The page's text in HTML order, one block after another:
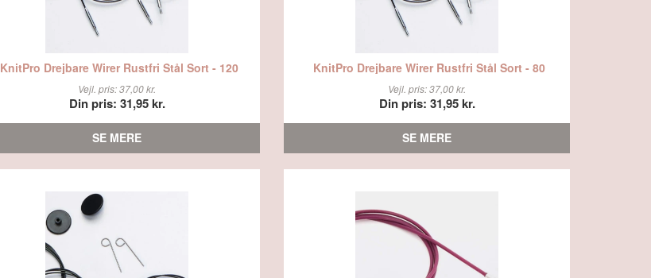
KnitPro Drejbare Wirer Rustfri Stål Sort - 120
Vejl. pris: 37,00 kr.
Din pris: 31,95 kr.
SE MERE
KnitPro Drejbare Wirer Rustfri Stål Sort - 80
Vejl. pris: 37,00 kr.
Din pris: 31,95 kr.
SE MERE